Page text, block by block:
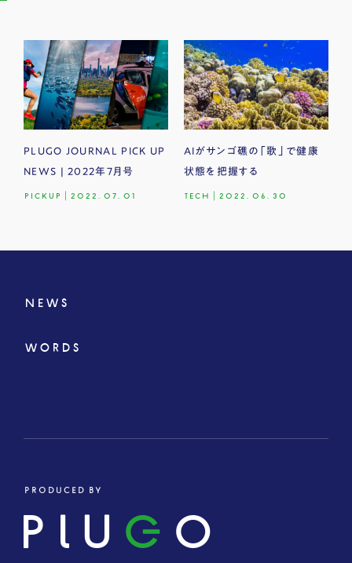
PLUGO JOURNAL PICK UP
NEWS | 2022年7月号
PICKUP 2022.07.01
AIがサンゴ礁の「歌」で健康
状態を把握する
TECH 2022.06.30
NEWS
WORDS
PRODUCED BY
PLU G O